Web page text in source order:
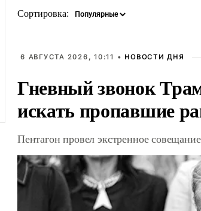
Сортировка:
6 АВГУСТА 2026, 10:11 • НОВОСТИ ДНЯ
Гневный звонок
искать пропавшие
Пентагон провел экстренное